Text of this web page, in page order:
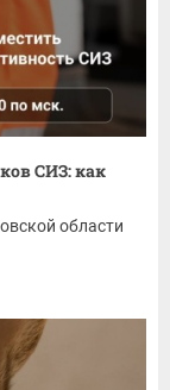
СИЗ: как
области